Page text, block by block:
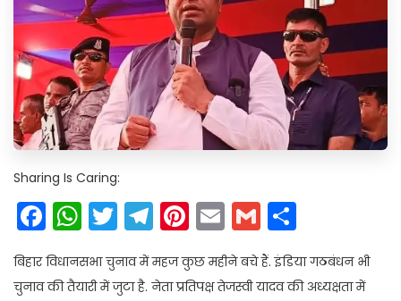
Sharing Is Caring:
Facebook
WhatsApp
Twitter
Telegram
Pinterest
EmailGmail
बिहार विधानसभा चुनाव में महज कुछ महीने बचे हैं. इंडिया गठबंधन भी
चुनाव की तैयारी में जुटा है. नेता प्रतिपक्ष तेजस्वी यादव की अध्यक्षता में